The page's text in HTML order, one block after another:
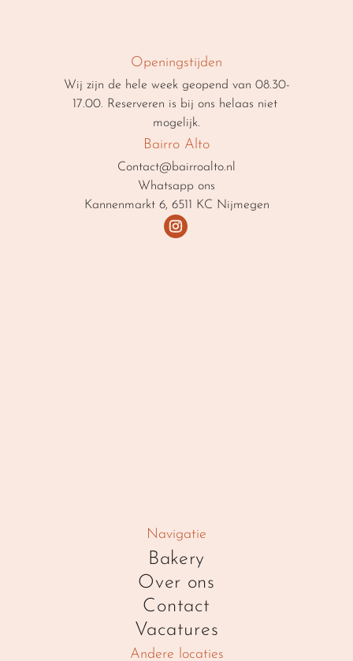
Openingstijden
Wij zijn de hele week geopend van 08.30-
17.00. Reserveren is bij ons helaas niet
mogelijk.
Bairro Alto
Contact@bairroalto.nl
Whatsapp ons
Kannenmarkt 6, 6511 KC Nijmegen
Navigatie
Bakery
Over ons
Contact
Vacatures
Andere locaties